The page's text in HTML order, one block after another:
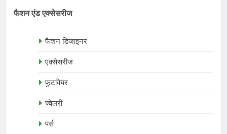
फैशन एंड एक्सेसरीज
फैशन डिजाइनर
एक्सेसरीज
फुटवियर
ज्वेलरी
पर्स